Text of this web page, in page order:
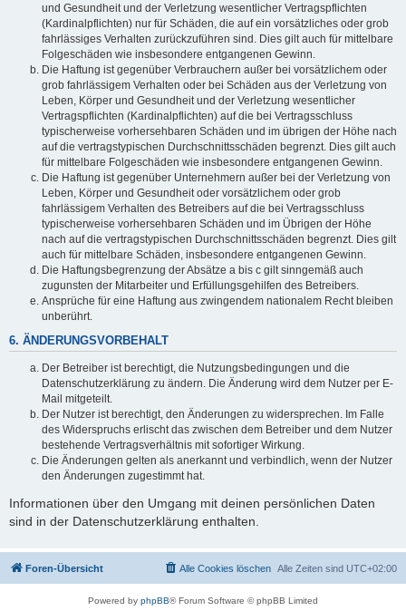
und Gesundheit und der Verletzung wesentlicher Vertragspflichten
(Kardinalpflichten) nur für Schäden, die auf ein vorsätzliches oder grob
fahrlässiges Verhalten zurückzuführen sind. Dies gilt auch für mittelbare
Folgeschäden wie insbesondere entgangenen Gewinn.
Die Haftung ist gegenüber Verbrauchern außer bei vorsätzlichem oder
grob fahrlässigem Verhalten oder bei Schäden aus der Verletzung von
Leben, Körper und Gesundheit und der Verletzung wesentlicher
Vertragspflichten (Kardinalpflichten) auf die bei Vertragsschluss
typischerweise vorhersehbaren Schäden und im übrigen der Höhe nach
auf die vertragstypischen Durchschnittsschäden begrenzt. Dies gilt auch
für mittelbare Folgeschäden wie insbesondere entgangenen Gewinn.
Die Haftung ist gegenüber Unternehmern außer bei der Verletzung von
Leben, Körper und Gesundheit oder vorsätzlichem oder grob
fahrlässigem Verhalten des Betreibers auf die bei Vertragsschluss
typischerweise vorhersehbaren Schäden und im Übrigen der Höhe
nach auf die vertragstypischen Durchschnittsschäden begrenzt. Dies gilt
auch für mittelbare Schäden, insbesondere entgangenen Gewinn.
Die Haftungsbegrenzung der Absätze a bis c gilt sinngemäß auch
zugunsten der Mitarbeiter und Erfüllungsgehilfen des Betreibers.
Ansprüche für eine Haftung aus zwingendem nationalem Recht bleiben
unberührt.
6. ÄNDERUNGSVORBEHALT
Der Betreiber ist berechtigt, die Nutzungsbedingungen und die
Datenschutzerklärung zu ändern. Die Änderung wird dem Nutzer per E-
Mail mitgeteilt.
Der Nutzer ist berechtigt, den Änderungen zu widersprechen. Im Falle
des Widerspruchs erlischt das zwischen dem Betreiber und dem Nutzer
bestehende Vertragsverhältnis mit sofortiger Wirkung.
Die Änderungen gelten als anerkannt und verbindlich, wenn der Nutzer
den Änderungen zugestimmt hat.
Informationen über den Umgang mit deinen persönlichen Daten
sind in der Datenschutzerklärung enthalten.
Foren-Übersicht Alle Zeiten sind UTC+02:00
Alle Cookies löschen
Powered by phpBB® Forum Software © phpBB Limited